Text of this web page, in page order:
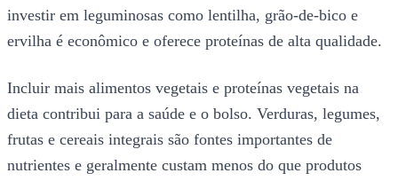
investir em leguminosas como lentilha, grão-de-bico e
ervilha é econômico e oferece proteínas de alta qualidade.
Incluir mais alimentos vegetais e proteínas vegetais na
dieta contribui para a saúde e o bolso. Verduras, legumes,
frutas e cereais integrais são fontes importantes de
nutrientes e geralmente custam menos do que produtos